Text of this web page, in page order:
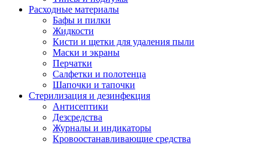
Расходные материалы
Бафы и пилки
Жидкости
Кисти и щетки для удаления пыли
Маски и экраны
Перчатки
Салфетки и полотенца
Шапочки и тапочки
Стерилизация и дезинфекция
Антисептики
Дезсредства
Журналы и индикаторы
Кровоостанавливающие средства